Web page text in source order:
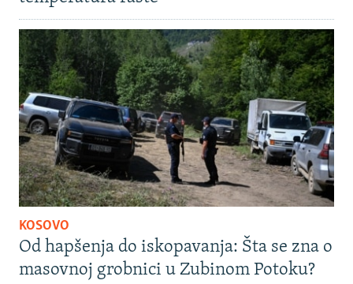
KOSOVO
Od hapšenja do iskopavanja: Šta se zna o
masovnoj grobnici u Zubinom Potoku?